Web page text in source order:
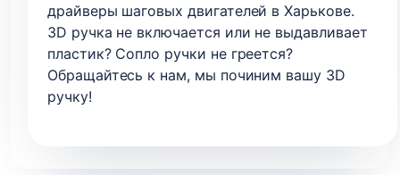
драйверы шаговых двигателей в Харькове.
3D ручка не включается или не выдавливает
пластик? Сопло ручки не греется?
Обращайтесь к нам, мы починим вашу 3D
ручку!